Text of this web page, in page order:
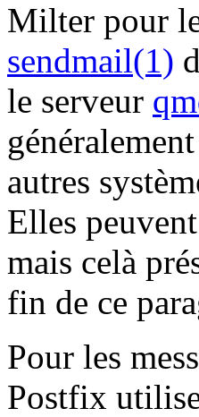
Milter pour
sendmail(1)
le serveur
autres
Elles
mais celà
fin de ce
Pour les
Postfix